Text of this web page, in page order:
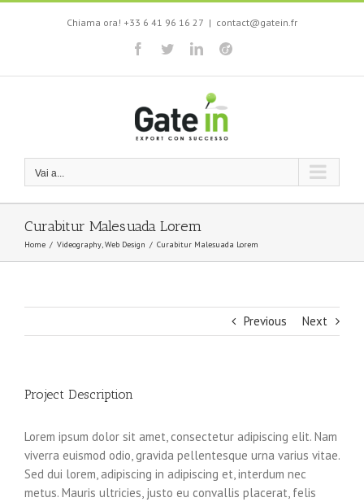
Chiama ora! +33 6 41 96 16 27 | contact@gatein.fr
Facebook
TwitterLinkedIn
Viadeo
Vai a...
Curabitur Malesuada Lorem
Home / Videography,Web Design / Curabitur Malesuada Lorem
Previous Next
Project Description
Lorem ipsum dolor sit amet, consectetur adipiscing elit. Nam
viverra euismod odio, gravida pellentesque urna varius vitae.
Sed dui lorem, adipiscing in adipiscing et, interdum nec
metus. Mauris ultricies, justo eu convallis placerat, felis